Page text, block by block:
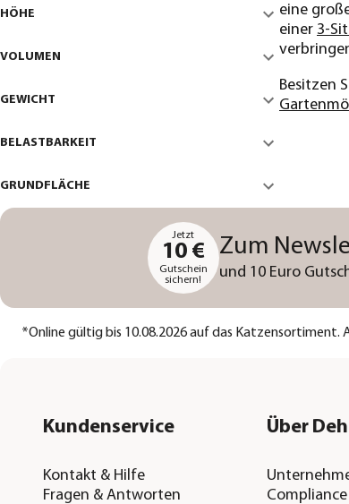
HÖHE
VOLUMEN
GEWICHT
BELASTBARKEIT
GRUNDFLÄCHE
eine
einer 3-
Besitzen
Jetzt
10 €
Gutschein
sichern!
Zum
und 10 Euro
*Online gültig bis 10.08.2026 auf das
Kundenservice
Kontakt & Hilfe
Fragen & Antworten
Über
Compliance